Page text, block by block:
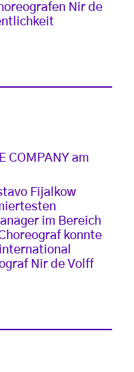
Nir de
COMPANY am
Fijalkow
im Bereich
konnte
Nir de Volff